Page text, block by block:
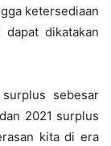
ketersediaan
dikatakan
sebesar
2021 surplus
kita di era